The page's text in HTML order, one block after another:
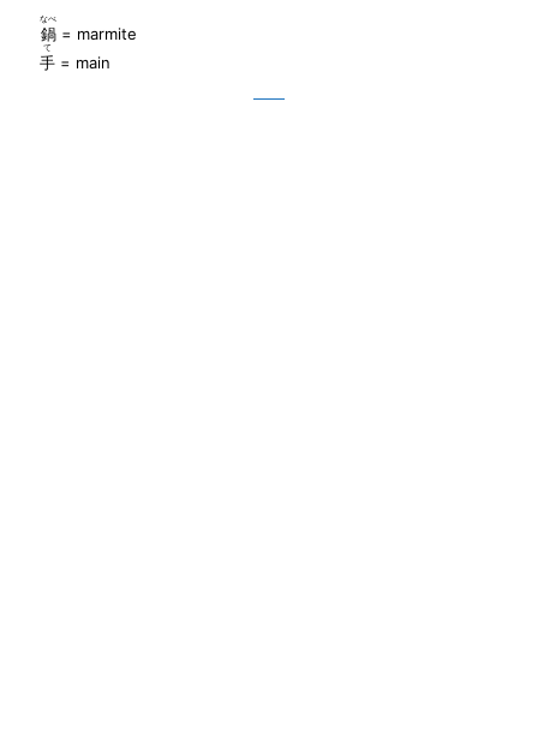
鍋
なべ
= marmite
手
て
= main